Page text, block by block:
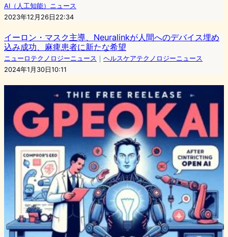
AI（人工知能）ニュース
2023年12月26日22:34
イーロン・マスク主導、Neuralinkが人間へのデバイス埋め
込み成功、麻痺患者に新たな希望
ニューロテクノロジーニュース ｜ ヘルスケアテクノロジーニュース
2024年1月30日10:11